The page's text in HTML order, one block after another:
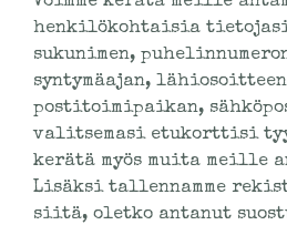
henkilökohtaisia
sukunimen,
syntymäajan,
postitoimipaikan,
valitsemasi etukorttisi
kerätä myös muita meille
Lisäksi tallennamme
siitä, oletko antanut